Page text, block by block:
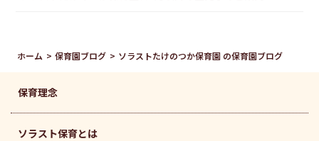
ホーム 保育園ブログ ソラストたけのつか保育園 の保育園ブログ
保育理念
ソラスト保育とは